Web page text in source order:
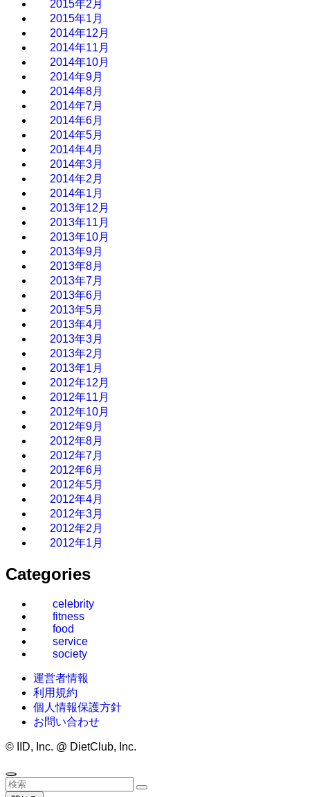
2015年2月
2015年1月
2014年12月
2014年11月
2014年10月
2014年9月
2014年8月
2014年7月
2014年6月
2014年5月
2014年4月
2014年3月
2014年2月
2014年1月
2013年12月
2013年11月
2013年10月
2013年9月
2013年8月
2013年7月
2013年6月
2013年5月
2013年4月
2013年3月
2013年2月
2013年1月
2012年12月
2012年11月
2012年10月
2012年9月
2012年8月
2012年7月
2012年6月
2012年5月
2012年4月
2012年3月
2012年2月
2012年1月
Categories
celebrity
fitness
food
service
society
運営者情報
利用規約
個人情報保護方針
お問い合わせ
© IID, Inc. @ DietClub, Inc.